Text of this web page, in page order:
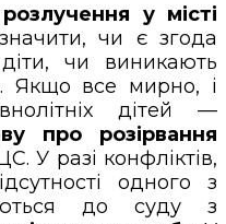
у місті
чи є згода
чи виникають
Якщо все мирно, і
дітей —
про розірвання
У разі конфліктів,
одного з
до суду з